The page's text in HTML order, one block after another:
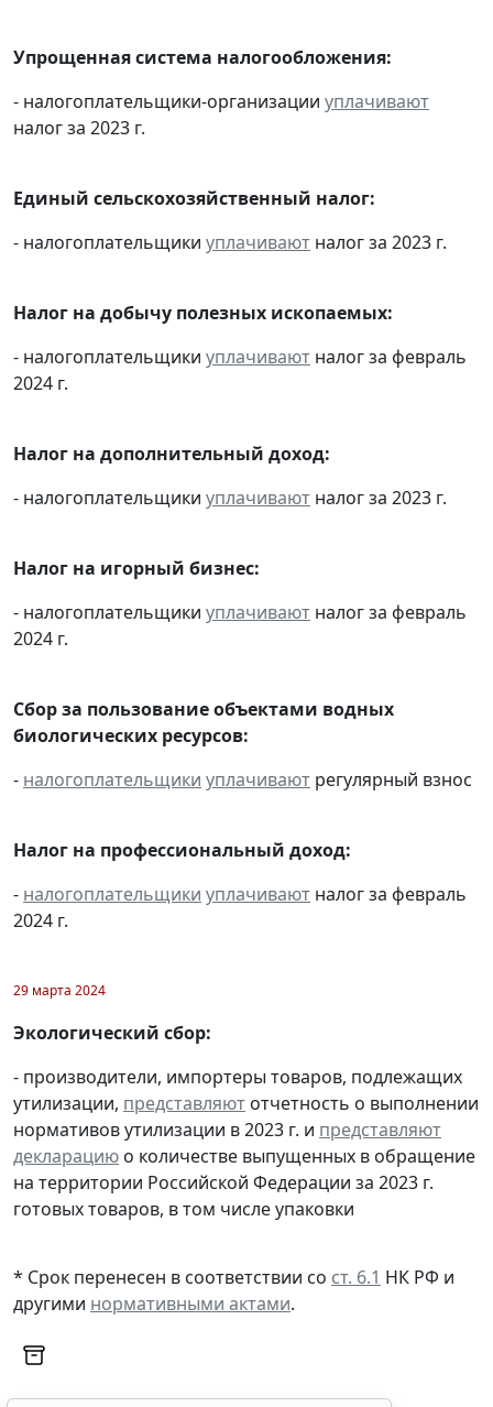
Упрощенная система налогообложения:
- налогоплательщики-организации уплачивают
налог за 2023 г.
Единый сельскохозяйственный налог:
- налогоплательщики уплачивают налог за 2023 г.
Налог на добычу полезных ископаемых:
- налогоплательщики уплачивают налог за февраль
2024 г.
Налог на дополнительный доход:
- налогоплательщики уплачивают налог за 2023 г.
Налог на игорный бизнес:
- налогоплательщики уплачивают налог за февраль
2024 г.
Сбор за пользование объектами водных
биологических ресурсов:
- налогоплательщики уплачивают регулярный взнос
Налог на профессиональный доход:
- налогоплательщики уплачивают налог за февраль
2024 г.
29 марта 2024
Экологический сбор:
- производители, импортеры товаров, подлежащих
утилизации, представляют отчетность о выполнении
нормативов утилизации в 2023 г. и представляют
декларацию о количестве выпущенных в обращение
на территории Российской Федерации за 2023 г.
готовых товаров, в том числе упаковки
* Срок перенесен в соответствии со ст. 6.1 НК РФ и
другими нормативными актами.